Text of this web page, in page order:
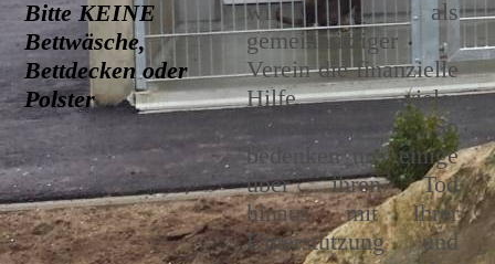
Bitte KEINE
Bettwäsche,
Bettdecken oder
Polster
wir als
gemeinnütziger
Verein die finanzielle
Hilfe vieler
Menschen. So
bedenken uns einige
über ihren Tod
hinaus mit Ihrer
Unterstützung und